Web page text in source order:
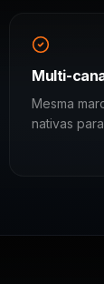
Multi-
Mesma
nativas